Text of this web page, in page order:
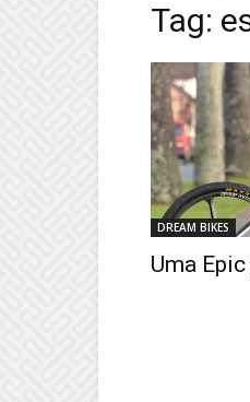
Tag:
DREAM BIKES
Uma